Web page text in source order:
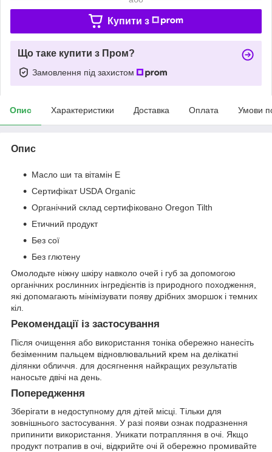
Купити з
Що таке купити з Пром?
Замовлення під захистом
Опис Характеристики Доставка Оплата Умови
Опис
Масло ши та вітамін E
Сертифікат USDA Organic
Органічний склад сертифіковано Oregon Tilth
Етичний продукт
Без сої
Без глютену
Омолодьте ніжну шкіру навколо очей і губ за допомогою
органічних рослинних інгредієнтів із природного походження,
які допомагають мінімізувати появу дрібних зморшок і темних
кіл.
Рекомендації із застосування
Після очищення або використання тоніка обережно нанесіть
безіменним пальцем відновлювальний крем на делікатні
ділянки обличчя. для досягнення найкращих результатів
наносьте двічі на день.
Попередження
Зберігати в недоступному для дітей місці. Тільки для
зовнішнього застосування. У разі появи ознак подразнення
припинити використання. Уникати потрапляння в очі. Якщо
продукт потрапив в очі, відкрийте очі й обережно промивайте